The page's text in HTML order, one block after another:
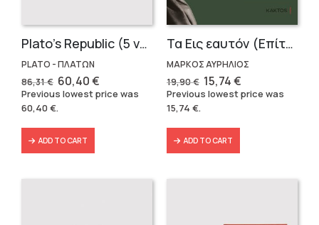
Plato’s Republic (5 volumes)
PLATO - ΠΛΑΤΩΝ
86,31€ Original
price
was:
86,31 €.
60,40€Current
price
is:
Previous lowest price was
60,40€.
ADD TO CART
Τα Εις εαυτόν (Επίτομο) – Μάρκος Αυρήλιος
ΜΑΡΚΟΣ ΑΥΡΗΛΙΟΣ
19,90€ Original
price
was:
15,74€Current
price
is:
Previous lowest price was
15,74 €.
ADD TO CART